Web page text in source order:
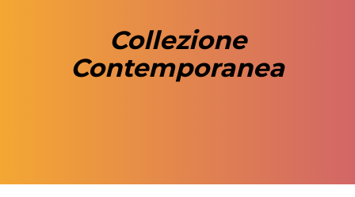
Collezione
Contemporanea